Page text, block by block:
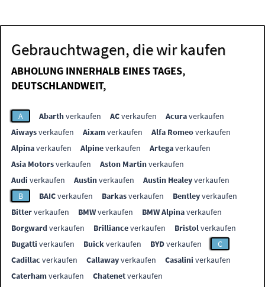
Gebrauchtwagen, die wir kaufen
ABHOLUNG INNERHALB EINES TAGES,
DEUTSCHLANDWEIT,
A Abarthverkaufen ACverkaufen Acuraverkaufen
Aiwaysverkaufen Aixamverkaufen Alfa Romeoverkaufen
Alpinaverkaufen Alpineverkaufen Artegaverkaufen
Asia Motorsverkaufen Aston Martinverkaufen
Audi verkaufen Austinverkaufen Austin Healeyverkaufen
B
BAICverkaufen Barkasverkaufen Bentleyverkaufen
Bitterverkaufen BMWverkaufen BMW Alpinaverkaufen
Borgwardverkaufen Brillianceverkaufen Bristolverkaufen
Bugatti verkaufen Buickverkaufen BYDverkaufen
C
Cadillac verkaufen Callawayverkaufen Casalini verkaufen
Caterhamverkaufen Chatenetverkaufen